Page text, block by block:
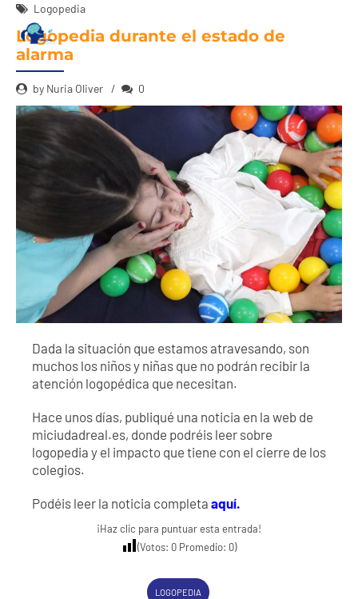
Logopedia
Logopedia durante el estado de
alarma
by Nuria Oliver 0
Dada la situación que estamos atravesando, son
muchos los niños y niñas que no podrán recibir la
atención logopédica que necesitan.
Hace unos días, publiqué una noticia en la web de
miciudadreal.es, donde podréis leer sobre
logopedia y el impacto que tiene con el cierre de los
colegios.
Podéis leer la noticia completa aquí.
¡Haz clic para puntuar esta entrada!
(Votos: 0 Promedio: 0)
LOGOPEDIA